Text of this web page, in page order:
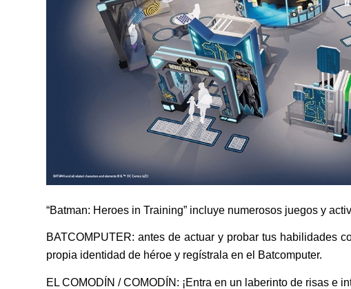
“Batman: Heroes in Training” incluye numerosos juegos y
BATCOMPUTER: antes de actuar y probar tus habilidades
propia identidad de héroe y regístrala en el Batcomputer.
EL COMODÍN / COMODÍN: ¡Entra en un laberinto de risas e